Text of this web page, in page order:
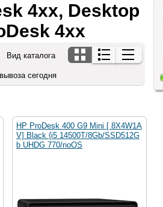
4xx, Desktop
4xx
сегодня
каталога
HP ProDesk 400 G9 Mini [ 8X4W1A
V] Black {i5 14500T/8Gb/SSD512G
b UHDG 770/noOS